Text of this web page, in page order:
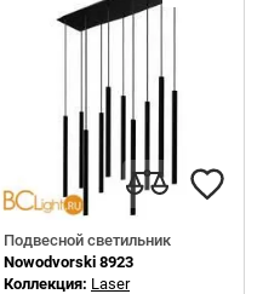
Подвесной светильник
Nowodvorski 8923
Коллекция: Laser